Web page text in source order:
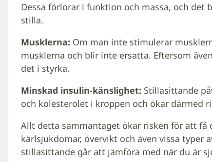
Dessa förlorar i funktion och massa, och det
stilla.
Musklerna: Om man inte stimulerar
musklerna och blir inte ersatta. Eftersom
det i styrka.
Minskad insulin-känslighet: Stillasittande
och kolesterolet i kroppen och ökar därmed
Allt detta sammantaget ökar risken för att få
kärlsjukdomar, övervikt och även vissa typer
stillasittande går att jämföra med när du är